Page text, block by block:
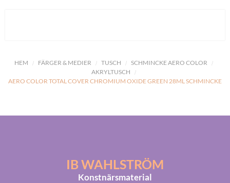
HEM FÄRGER & MEDIER TUSCH
SCHMINCKE AERO COLOR
AKRYLTUSCH
AERO COLOR TOTAL COVER CHROMIUM OXIDE GREEN 28ML SCHMINCKE
IB WAHLSTRÖM
Konstnärsmaterial